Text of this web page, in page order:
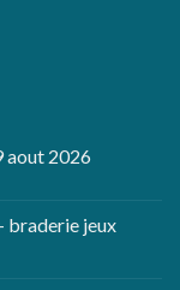
aout 2026
braderie jeux